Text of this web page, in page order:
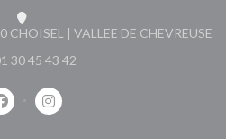
| VALLEE DE CHEVREUSE
30 45 43 42
Facebook ((abre numa nova janela))
Instagram ((abre numa nova